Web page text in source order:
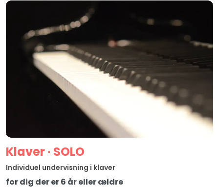
Klaver ∙ SOLO
Individuel undervisning i klaver
for dig der er 6 år eller ældre